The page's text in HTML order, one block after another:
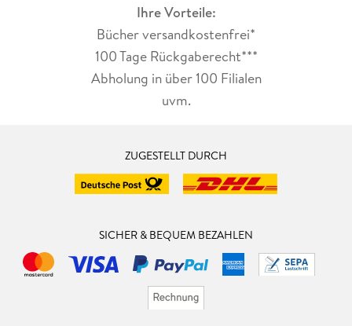
Ihre Vorteile:
Bücher versandkostenfrei*
100 Tage Rückgaberecht***
Abholung in über 100 Filialen
uvm.
ZUGESTELLT DURCH
SICHER & BEQUEM BEZAHLEN